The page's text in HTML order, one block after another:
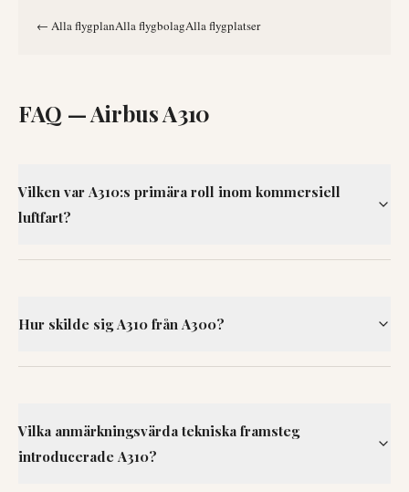
← Alla flygplanAlla flygbolagAlla flygplatser
FAQ —Airbus A310
Vilken var A310:s primära roll inom kommersiell
luftfart?
Hur skilde sig A310 från A300?
Vilka anmärkningsvärda tekniska framsteg
introducerade A310?